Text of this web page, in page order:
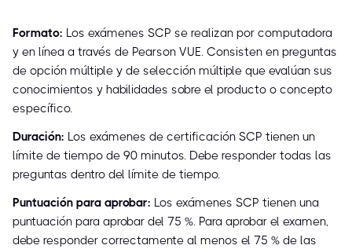
Formato: Los exámenes SCP se realizan por computadora
y en línea a través de Pearson VUE. Consisten en preguntas
de opción múltiple y de selección múltiple que evalúan sus
conocimientos y habilidades sobre el producto o concepto
específico.
Duración: Los exámenes de certificación SCP tienen un
límite de tiempo de 90 minutos. Debe responder todas las
preguntas dentro del límite de tiempo.
Puntuación para aprobar: Los exámenes SCP tienen una
puntuación para aprobar del 75 %. Para aprobar el examen,
debe responder correctamente al menos el 75 % de las